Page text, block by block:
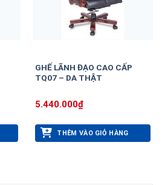
GHẾ LÃNH ĐẠO CAO CẤP
TQ07 – DA THẬT
5.440.000₫
THÊM VÀO GIỎ HÀNG